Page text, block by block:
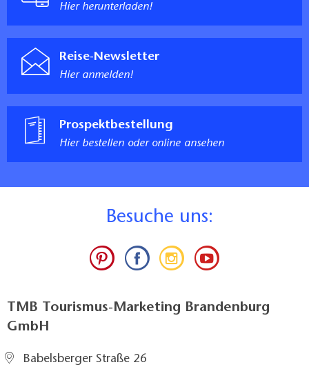
Hier herunterladen!
Reise-Newsletter
Hier anmelden!
Prospektbestellung
Hier bestellen oder online ansehen
Besuche uns:
TMB Tourismus-Marketing Brandenburg
GmbH
Babelsberger Straße 26